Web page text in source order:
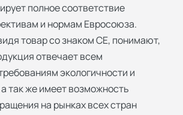
полное соответствие
и нормам Евросоюза.
товар со знаком СЕ, понимают,
отвечает всем
экологичности и
так же имеет возможность
на рынках всех стран